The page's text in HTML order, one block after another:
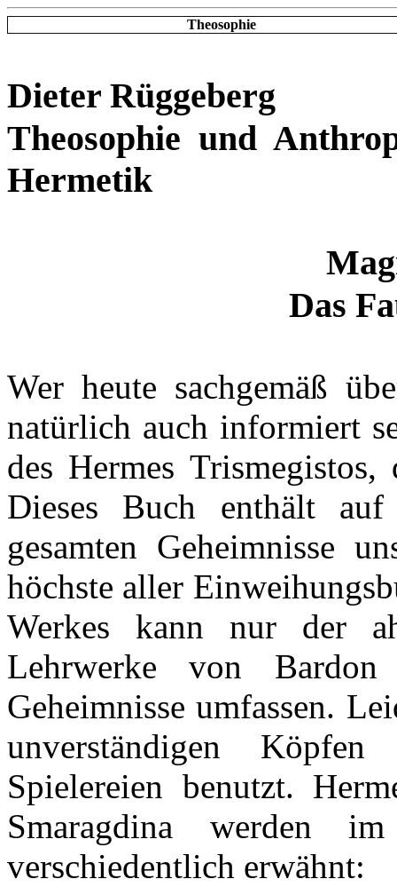
Theosophie
Dieter Rüggeberg
Theosophie und
Hermetik
Das
Wer heute sachgemäß
natürlich auch informiert
des Hermes
Dieses Buch enthält
gesamten Geheimnisse
höchste aller
Werkes kann nur der
Lehrwerke von
Geheimnisse umfassen.
unverständigen
Spielereien benutzt.
Smaragdina werden
verschiedentlich erwähnt: